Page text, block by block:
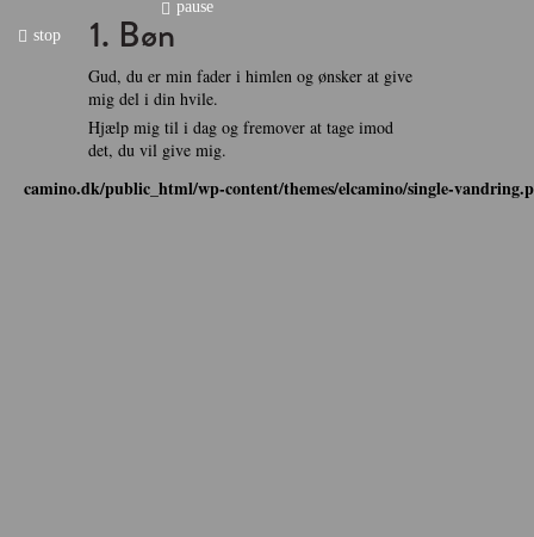
pause
stop
1. Bøn
Gud, du er min fader i himlen og ønsker at give
mig del i din hvile.
Hjælp mig til i dag og fremover at tage imod
det, du vil give mig.
camino.dk/public_html/wp-content/themes/elcamino/single-